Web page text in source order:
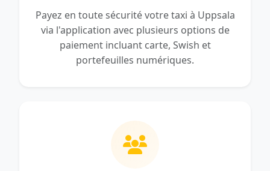
Payez en toute sécurité votre taxi à Uppsala
via l'application avec plusieurs options de
paiement incluant carte, Swish et
portefeuilles numériques.